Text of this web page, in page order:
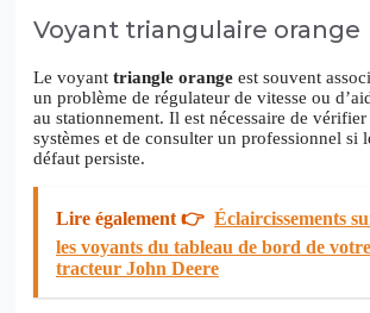
Voyant triangulaire orange
Le voyant triangle orange est souvent
un problème de régulateur de vitesse ou
au stationnement. Il est nécessaire de vérifier
systèmes et de consulter un professionnel si
défaut persiste.
Lire également 👉 Éclaircissements
les voyants du tableau de bord de votre
tracteur John Deere